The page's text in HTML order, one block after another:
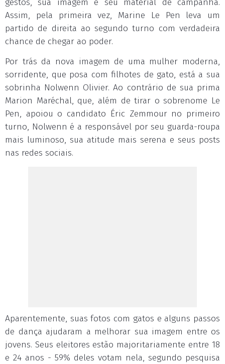
gestos, sua imagem e seu material de campanha.
Assim, pela primeira vez, Marine Le Pen leva um
partido de direita ao segundo turno com verdadeira
chance de chegar ao poder.
Por trás da nova imagem de uma mulher moderna,
sorridente, que posa com filhotes de gato, está a sua
sobrinha Nolwenn Olivier. Ao contrário de sua prima
Marion Maréchal, que, além de tirar o sobrenome Le
Pen, apoiou o candidato Éric Zemmour no primeiro
turno, Nolwenn é a responsável por seu guarda-roupa
mais luminoso, sua atitude mais serena e seus posts
nas redes sociais.
Aparentemente, suas fotos com gatos e alguns passos
de dança ajudaram a melhorar sua imagem entre os
jovens. Seus eleitores estão majoritariamente entre 18
e 24 anos - 59% deles votam nela, segundo pesquisa